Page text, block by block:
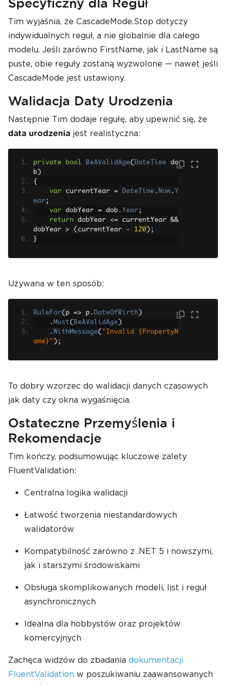
Specyficzny dla Reguł
Tim wyjaśnia, że CascadeMode.Stop dotyczy
indywidualnych reguł, a nie globalnie dla całego
modelu. Jeśli zarówno FirstName, jak i LastName są
puste, obie reguły zostaną wyzwolone — nawet jeśli
CascadeMode jest ustawiony.
Walidacja Daty Urodzenia
Następnie Tim dodaje regułę, aby upewnić się, że
data urodzenia jest realistyczna:
private bool BeAValidAge( DateTime do
b )
{
var currentYear = DateTime . Now . Y
ear ;
var dobYear = dob . Year ;
return dobYear <= currentYear &&
dobYear > ( currentYear - 120 );
}
Używana w ten sposób:
RuleFor( p => p . DateOfBirth )
. Must( BeAValidAge )
. WithMessage( "Invalid {PropertyN
ame}" );
To dobry wzorzec do walidacji danych czasowych
jak daty czy okna wygaśnięcia.
Ostateczne Przemyślenia i
Rekomendacje
Tim kończy, podsumowując kluczowe zalety
FluentValidation:
Centralna logika walidacji
Łatwość tworzenia niestandardowych
walidatorów
Kompatybilność zarówno z .NET 5 i nowszymi,
jak i starszymi środowiskami
Obsługa skomplikowanych modeli, list i reguł
asynchronicznych
Idealna dla hobbystów oraz projektów
komercyjnych
Zachęca widzów do zbadania dokumentacji
FluentValidation w poszukiwaniu zaawansowanych